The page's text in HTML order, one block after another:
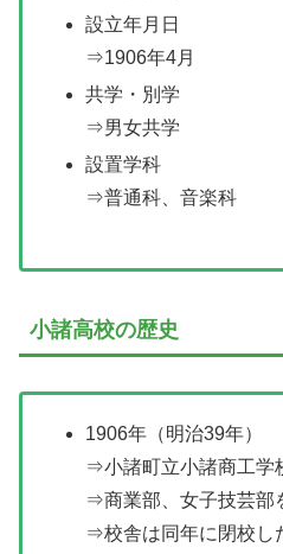
設立年月日
⇒1906年4月
共学・別学
⇒男女共学
設置学科
⇒普通科、音楽科
小諸高校の歴史
1906年（明治39年）
⇒小諸町立小諸商工学
⇒商業部、女子技芸部
⇒校舎は同年に閉校し